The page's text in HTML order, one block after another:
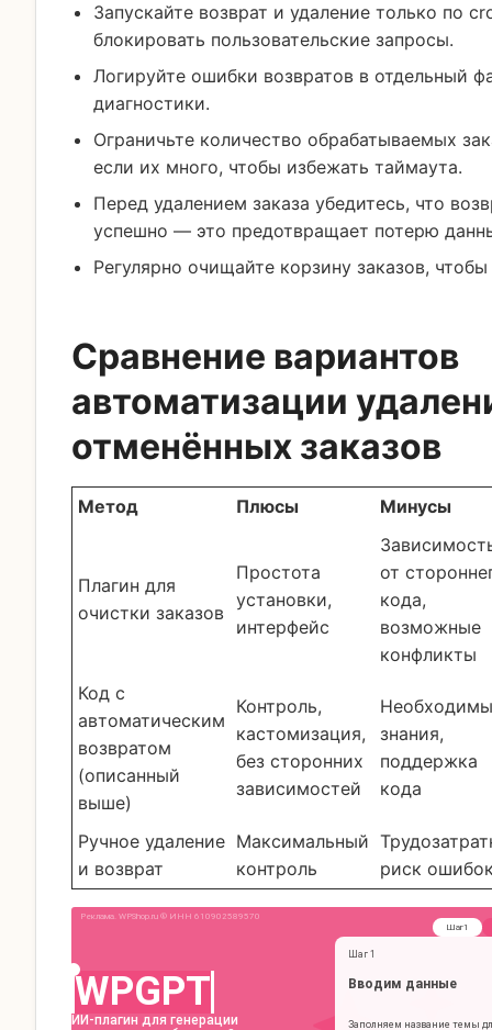
Запускайте возврат и удаление только по
блокировать пользовательские запросы.
Логируйте ошибки возвратов в отдельный
диагностики.
Ограничьте количество обрабатываемых
если их много, чтобы избежать таймаута.
Перед удалением заказа убедитесь, что
успешно — это предотвращает потерю
Регулярно очищайте корзину заказов,
Сравнение вариантов
автоматизации
отменённых заказов
Метод Плюсы Минусы
Плагин для
очистки заказов
Простота
установки,
интерфейс
от
кода,
возможные
конфликты
Код с
автоматическим
возвратом
(описанный
выше)
Контроль,
кастомизация,
без сторонних
зависимостей
Необходимы
знания,
поддержка
кода
Ручное удаление
и возврат
Максимальный
контроль
риск